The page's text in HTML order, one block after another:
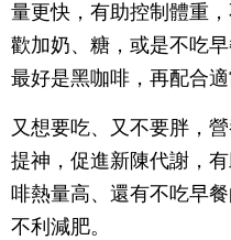
量更快，有助控制體重
歡加奶、糖，或是不吃
最好是黑咖啡，再配合
又想要吃、又不要胖，
提神，促進新陳代謝，
啡熱量高、還有不吃早
不利減肥。